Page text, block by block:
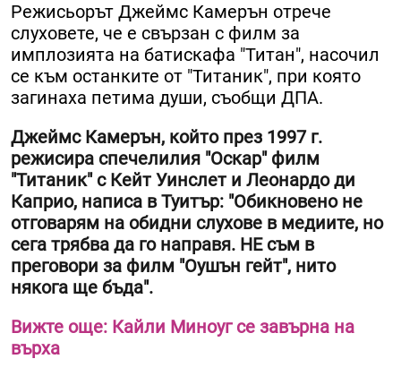
Режисьорът Джеймс Камерън отрече
слуховете, че е свързан с филм за
имплозията на батискафа "Титан", насочил
се към останките от "Титаник", при която
загинаха петима души, съобщи ДПА.
Джеймс Камерън, който през 1997 г.
режисира спечелилия "Оскар" филм
"Титаник" с Кейт Уинслет и Леонардо ди
Каприо, написа в Туитър: "Обикновено не
отговарям на обидни слухове в медиите, но
сега трябва да го направя. НЕ съм в
преговори за филм "Оушън гейт", нито
някога ще бъда".
Вижте още: Кайли Миноуг се завърна на
върха